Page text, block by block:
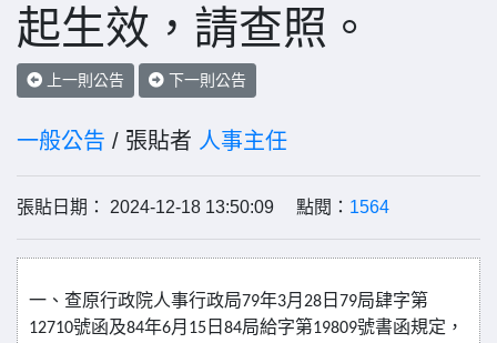
起生效，請查照。
上一則公告 下一則公告
一般公告 / 張貼者 人事主任
張貼日期： 2024-12-18 13:50:09 點閱： 1564
一、查原行政院人事行政局79年3月 28 日 79局肆字第
12710號函及84年6月 15 日 84局給字第19809號書函規定，